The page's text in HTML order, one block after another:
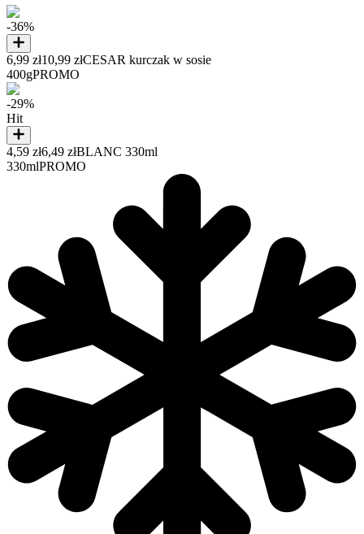
-36%
6,99 zł10,99 złCESAR kurczak w sosie
400gPROMO
-29%
Hit
4,59 zł6,49 złBLANC 330ml
330mlPROMO